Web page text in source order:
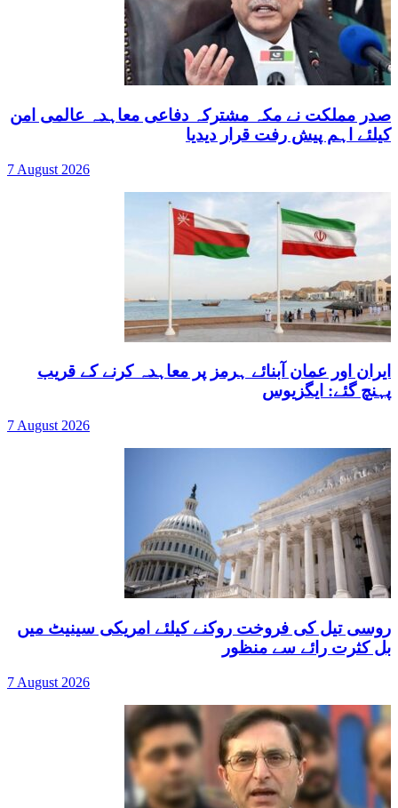
صدر مملکت نے مکہ مشترکہ دفاعی معاہدہ عالمی امن
کیلئے اہم پیش رفت قرار دیدیا
7 August 2026
ایران اور عمان آبنائے ہرمز پر معاہدہ کرنے کے قریب
پہنچ گئے: ایگزیوس
7 August 2026
روسی تیل کی فروخت روکنے کیلئے امریکی سینیٹ میں
بل کثرت رائے سے منظور
7 August 2026